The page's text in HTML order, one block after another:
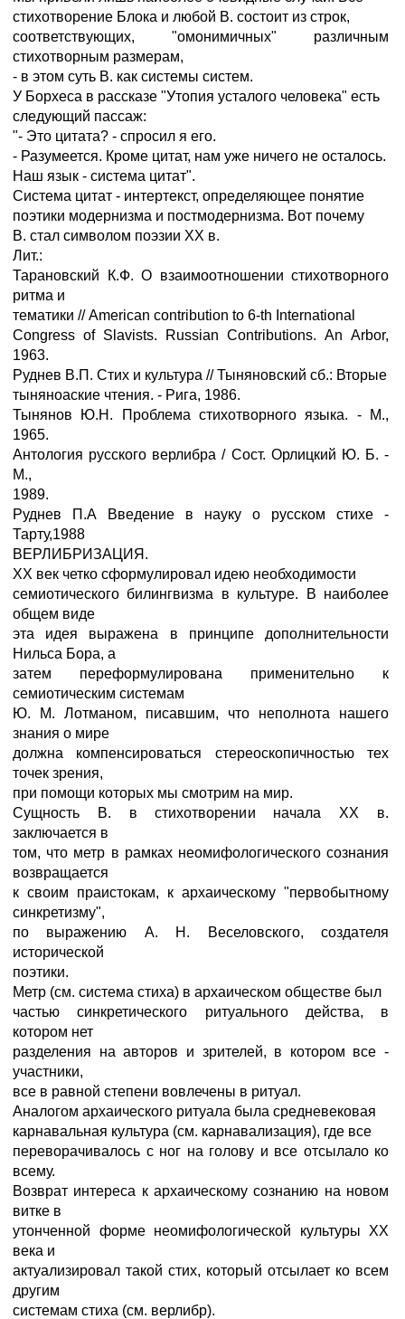
стихотворение Блока и любой В. состоит из строк,
соответствующих, "омонимичных" различным
стихотворным размерам,
- в этом суть В. как системы систем.
У Борхеса в рассказе "Утопия усталого человека" есть
следующий пассаж:
"- Это цитата? - спросил я его.
- Разумеется. Кроме цитат, нам уже ничего не осталось.
Наш язык - система цитат".
Система цитат - интертекст, определяющее понятие
поэтики модернизма и постмодернизма. Вот почему
В. стал символом поэзии ХХ в.
Лит.:
Тарановский К.Ф. О взаимоотношении стихотворного
ритма и
тематики // Аmеriсаn соntribution to 6-th International
Соngress of Slavists. Russian Cоntributions. Аn Аrbor,
1963.
Руднев В.П. Стих и культура // Тыняновский сб.: Вторые
тыняноаские чтения. - Рига, 1986.
Тынянов Ю.Н. Проблема стихотворного языка. - М.,
1965.
Антология русского верлибра / Сост. Орлицкий Ю. Б. -
М.,
1989.
Руднев П.А Введение в науку о русском стихе -
Тарту,1988
ВЕРЛИБРИЗАЦИЯ.
ХХ век четко сформулировал идею необходимости
семиотического билингвизма в культуре. В наиболее
общем виде
эта идея выражена в принципе дополнительности
Нильса Бора, а
затем переформулирована применительно к
семиотическим системам
Ю. М. Лотманом, писавшим, что неполнота нашего
знания о мире
должна компенсироваться стереоскопичностью тех
точек зрения,
при помощи которых мы смотрим на мир.
Сущность В. в стихотворении начала ХХ в.
заключается в
том, что метр в рамках неомифологического сознания
возвращается
к своим праистокам, к архаическому "первобытному
синкретизму",
по выражению А. Н. Веселовского, создателя
исторической
поэтики.
Метр (см. система стиха) в архаическом обществе был
частью синкретического ритуального действа, в
котором нет
разделения на авторов и зрителей, в котором все -
участники,
все в равной степени вовлечены в ритуал.
Аналогом архаического ритуала была средневековая
карнавальная культура (см. карнавализация), где все
переворачивалось с ног на голову и все отсылало ко
всему.
Возврат интереса к архаическому сознанию на новом
витке в
утонченной форме неомифологической культуры ХХ
века и
актуализировал такой стих, который отсылает ко всем
другим
системам стиха (см. верлибр).